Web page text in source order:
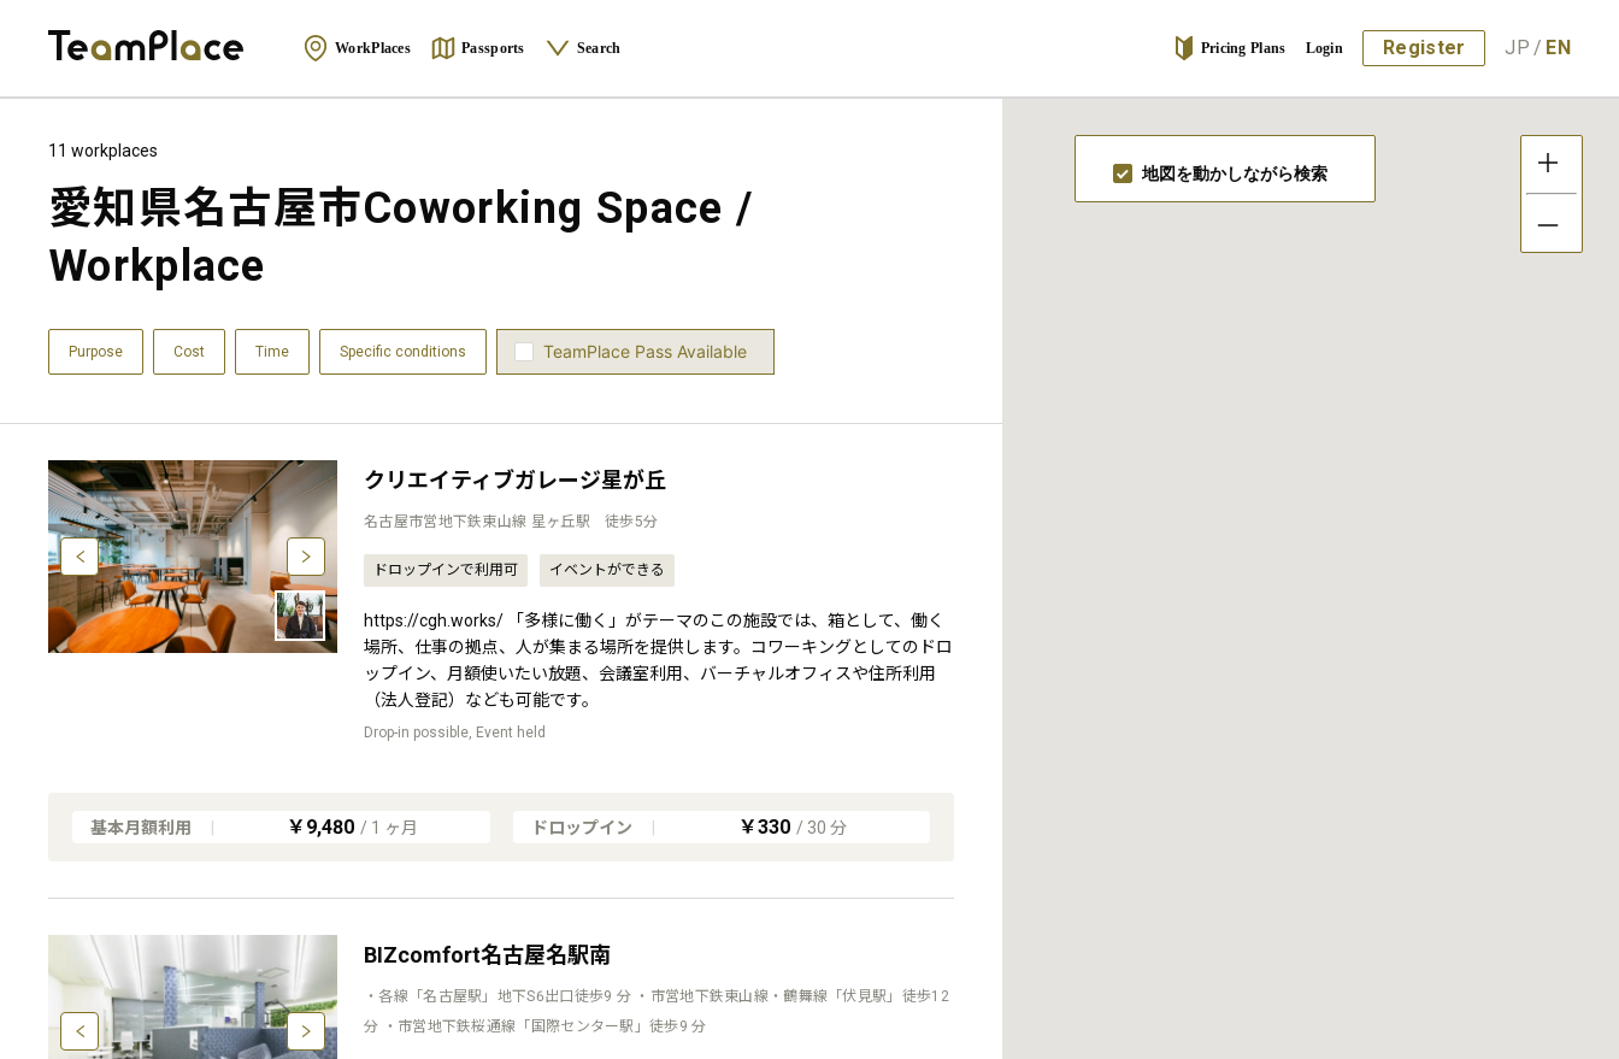
WorkPlaces Passports Search Pricing Plans Login Register JP / EN
11 workplaces
愛知県名古屋市Coworking Space /
Workplace
Purpose Cost Time Specific conditions TeamPlace Pass Available
クリエイティブガレージ星が丘
名古屋市営地下鉄東山線 星ヶ丘駅 徒歩5分
ドロップインで利用可 イベントができる
https://cgh.works/ 「多様に働く」がテーマのこの施設では、箱として、働く
場所、仕事の拠点、人が集まる場所を提供します。コワーキングとしてのドロ
ップイン、月額使いたい放題、会議室利用、バーチャルオフィスや住所利用
（法人登記）なども可能です。
Drop-in possible, Event held
基本月額利用 | ￥9,480 / 1 ヶ月 ドロップイン | ￥330 / 30 分
BIZcomfort名古屋名駅南
・各線「名古屋駅」地下S6出口徒歩9 分 ・市営地下鉄東山線・鶴舞線「伏見駅」徒歩12
分 ・市営地下鉄桜通線「国際センター駅」徒歩9 分
地図を動かしながら検索